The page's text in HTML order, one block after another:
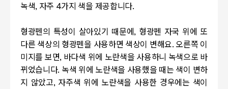
녹색, 자주 4가지 색을 제공합니다.
형광펜의 특성이 살아있기 때문에, 형광펜 자국 위에 또
다른 색상의 형광펜을 사용하면 색상이 변해요. 오른쪽 이
미지를 보면, 바다색 위에 노란색을 사용하니 녹색으로 바
뀌었습니다. 녹색 위에 노란색을 사용했을 때는 색이 변하
지 않았고, 자주색 위에 노란색을 사용한 경우에는 색이